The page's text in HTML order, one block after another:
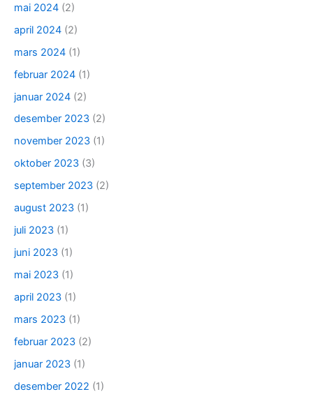
mai 2024 (2)
april 2024 (2)
mars 2024 (1)
februar 2024 (1)
januar 2024 (2)
desember 2023 (2)
november 2023 (1)
oktober 2023 (3)
september 2023 (2)
august 2023 (1)
juli 2023 (1)
juni 2023 (1)
mai 2023 (1)
april 2023 (1)
mars 2023 (1)
februar 2023 (2)
januar 2023 (1)
desember 2022 (1)